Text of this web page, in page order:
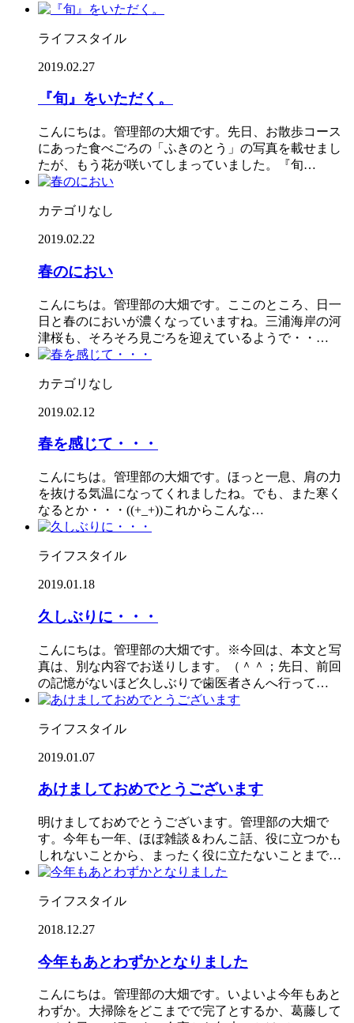
ライフスタイル
2019.02.27
『旬』をいただく。
こんにちは。管理部の大畑です。先日、お散歩コース
にあった食べごろの「ふきのとう」の写真を載せまし
たが、もう花が咲いてしまっていました。『旬…
カテゴリなし
2019.02.22
春のにおい
こんにちは。管理部の大畑です。ここのところ、日一
日と春のにおいが濃くなっていますね。三浦海岸の河
津桜も、そろそろ見ごろを迎えているようで・・…
カテゴリなし
2019.02.12
春を感じて・・・
こんにちは。管理部の大畑です。ほっと一息、肩の力
を抜ける気温になってくれましたね。でも、また寒く
なるとか・・・((+_+))これからこんな…
ライフスタイル
2019.01.18
久しぶりに・・・
こんにちは。管理部の大畑です。※今回は、本文と写
真は、別な内容でお送りします。（＾＾；先日、前回
の記憶がないほど久しぶりで歯医者さんへ行って…
ライフスタイル
2019.01.07
あけましておめでとうございます
明けましておめでとうございます。管理部の大畑で
す。今年も一年、ほぼ雑談＆わんこ話、役に立つかも
しれないことから、まったく役に立たないことまで…
ライフスタイル
2018.12.27
今年もあとわずかとなりました
こんにちは。管理部の大畑です。いよいよ今年もあと
わずか。大掃除をどこまでで完了とするか、葛藤して